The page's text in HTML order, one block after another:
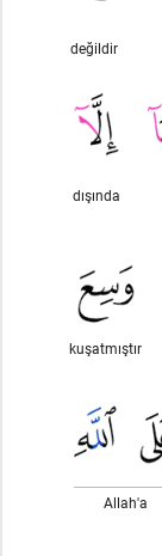
değildir
dışında
kuşatmıştır
Allah'a